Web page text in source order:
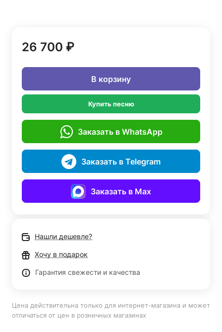
26 700 ₽
В корзину
Купить песню
Заказать в WhatsApp
Заказать в Telegram
Заказать в Max
Нашли дешевле?
Хочу в подарок
Гарантия свежести и качества
Цена действительна только для интернет-магазина и может
отличаться от цен в розничных магазинах